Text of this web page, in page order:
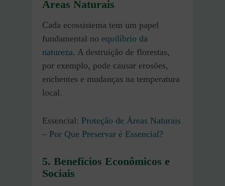
Áreas Naturais
Cada ecossistema tem um papel
fundamental no equilíbrio da
natureza. A destruição de florestas,
por exemplo, pode causar erosões,
enchentes e mudanças na temperatura
local.
Essencial: Proteção de Áreas Naturais
– Por Que Preservar é Essencial?
5. Benefícios Econômicos e
Sociais